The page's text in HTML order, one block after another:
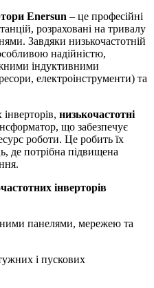
Enersun – це професійні
розраховані на тривалу
Завдяки низькочастотній
надійністю,
індуктивними
електроінструменти) та
низькочастотні
що забезпечує
роботи. Це робить їх
де потрібна підвищена
інверторів
панелями, мережею та
і пускових